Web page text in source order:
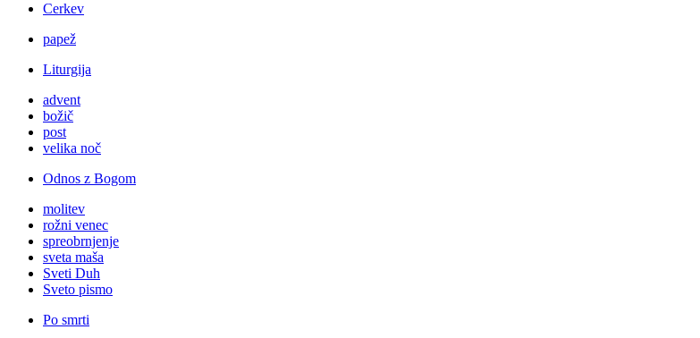
Cerkev
papež
Liturgija
advent
božič
post
velika noč
Odnos z Bogom
molitev
rožni venec
spreobrnjenje
sveta maša
Sveti Duh
Sveto pismo
Po smrti